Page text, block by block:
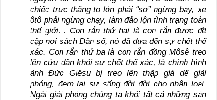
chiếc trực thăng to lớn phải “sợ” ngừng bay, xe
ôtô phải ngừng chạy, làm đảo lộn tình trạng toàn
thế giới… Con rắn thứ hai là con rắn được đề
cập nơi sách Dân số, nó đã đưa đến sự chết thể
xác. Con rắn thứ ba là con rắn đồng Môsê treo
lên cứu dân khỏi sự chết thể xác, là chính hình
ảnh Đức Giêsu bị treo lên thập giá để giải
phóng, đem lại sự sống đời đời cho nhân loại.
Ngài giải phóng chúng ta khỏi tất cả những sản